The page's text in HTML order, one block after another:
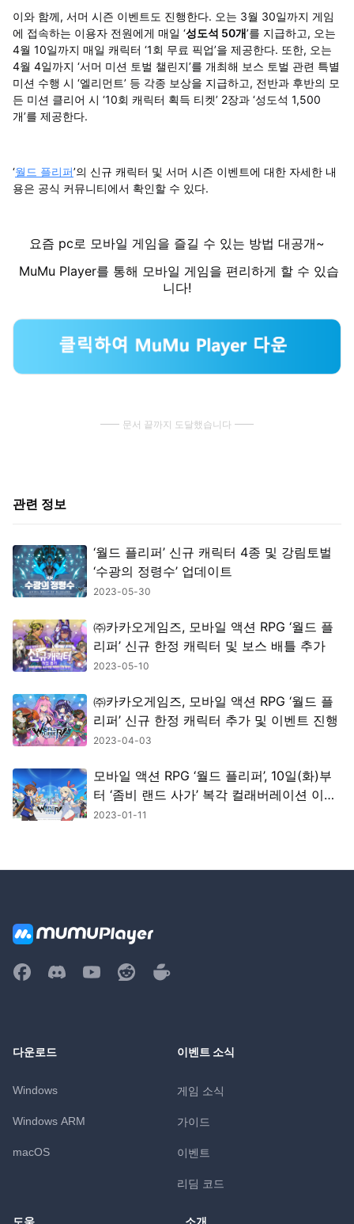
이와 함께, 서머 시즌 이벤트도 진행한다. 오는 3월 30일까지 게임
에 접속하는 이용자 전원에게 매일 ‘성도석 50개’를 지급하고, 오는
4월 10일까지 매일 캐릭터 ‘1회 무료 픽업’을 제공한다. 또한, 오는
4월 4일까지 ‘서머 미션 토벌 챌린지’를 개최해 보스 토벌 관련 특별
미션 수행 시 ‘엘리먼트’ 등 각종 보상을 지급하고, 전반과 후반의 모
든 미션 클리어 시 ‘10회 캐릭터 획득 티켓’ 2장과 ‘성도석 1,500
개’를 제공한다.
‘월드 플리퍼’의 신규 캐릭터 및 서머 시즌 이벤트에 대한 자세한 내
용은 공식 커뮤니티에서 확인할 수 있다.
요즘 pc로 모바일 게임을 즐길 수 있는 방법 대공개~
MuMu Player를 통해 모바일 게임을 편리하게 할 수 있습
니다!
문서 끝까지 도달했습니다
관련 정보
‘월드 플리퍼’ 신규 캐릭터 4종 및 강림토벌
‘수광의 정령수’ 업데이트
2023-05-30
㈜카카오게임즈, 모바일 액션 RPG ‘월드 플
리퍼’ 신규 한정 캐릭터 및 보스 배틀 추가
2023-05-10
㈜카카오게임즈, 모바일 액션 RPG ‘월드 플
리퍼’ 신규 한정 캐릭터 추가 및 이벤트 진행
2023-04-03
모바일 액션 RPG ‘월드 플리퍼’, 10일(화)부
터 ‘좀비 랜드 사가’ 복각 컬래버레이션 이벤
트 중
2023-01-11
다운로드
Windows
Windows ARM
macOS
이벤트 소식
게임 소식
가이드
이벤트
리딤 코드
도움 소개